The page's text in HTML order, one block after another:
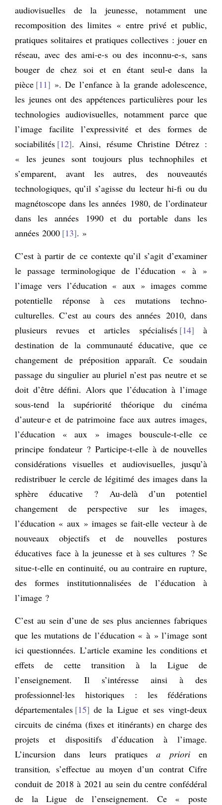
audiovisuelles de la jeunesse, notamment une
recomposition des limites « entre privé et public,
pratiques solitaires et pratiques collectives : jouer en
réseau, avec des ami-e-s ou des inconnu-e-s, sans
bouger de chez soi et en étant seul-e dans la
pièce 11
». De l’enfance à la grande adolescence,
les jeunes ont des appétences particulières pour les
technologies audiovisuelles, notamment parce que
l’image facilite l’expressivité et des formes de
sociabilités 12 . Ainsi, résume Christine Détrez :
« les jeunes sont toujours plus technophiles et
s’emparent, avant les autres, des nouveautés
technologiques, qu’il s’agisse du lecteur hi-fi ou du
magnétoscope dans les années 1980, de l’ordinateur
dans les années 1990 et du portable dans les
années 2000 13 . »
C’est à partir de ce contexte qu’il s’agit d’examiner
le passage terminologique de l’éducation « à »
l’image vers l’éducation « aux » images comme
potentielle réponse à ces mutations techno-
culturelles. C’est au cours des années 2010, dans
plusieurs revues et articles spécialisés 14
à
destination de la communauté éducative, que ce
changement de préposition apparaît. Ce soudain
passage du singulier au pluriel n’est pas neutre et se
doit d’être défini. Alors que l’éducation à l’image
sous-tend la supériorité théorique du cinéma
d’auteur·e et de patrimoine face aux autres images,
l’éducation « aux » images bouscule-t-elle ce
principe fondateur ? Participe-t-elle à de nouvelles
considérations visuelles et audiovisuelles, jusqu’à
redistribuer le cercle de légitimé des images dans la
sphère éducative ? Au-delà d’un potentiel
changement de perspective sur les images,
l’éducation « aux » images se fait-elle vecteur à de
nouveaux objectifs et de nouvelles postures
éducatives face à la jeunesse et à ses cultures ? Se
situe-t-elle en continuité, ou au contraire en rupture,
des formes institutionnalisées de l’éducation à
l’image ?
C’est au sein d’une de ses plus anciennes fabriques
que les mutations de l’éducation « à » l’image sont
ici questionnées. L’article examine les conditions et
effets de cette transition à la Ligue de
l’enseignement. Il s’intéresse ainsi à des
professionnel·les historiques : les fédérations
départementales 15
de la Ligue et ses vingt-deux
circuits de cinéma (fixes et itinérants) en charge des
projets et dispositifs d’éducation à l’image.
L’incursion dans leurs pratiquesa priorien
transition, s’effectue au moyen d’un contrat Cifre
conduit de 2018 à 2021 au sein du centre confédéral
de la Ligue de l’enseignement. Ce « poste